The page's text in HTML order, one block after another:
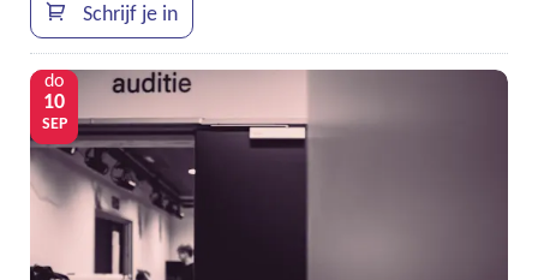
kinderen
eropuit!
activiteit.
Schrijf je in
do
10
SEP